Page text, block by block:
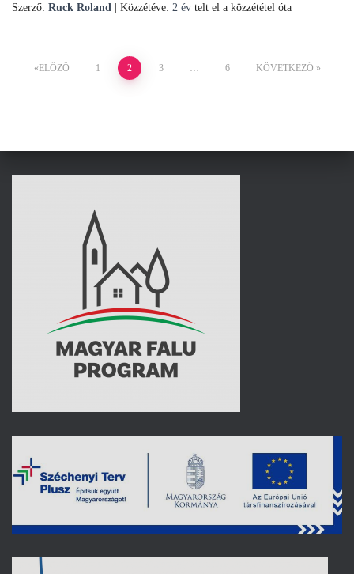
Szerző: Ruck Roland | Közzétéve: 2 év telt el a közzététel óta
Bejegyzések
ELŐZŐ 1 2 3 6 KÖVETKEZŐ